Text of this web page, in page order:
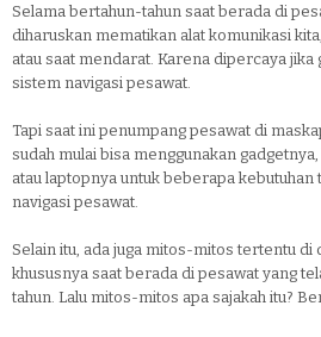
Selama bertahun-tahun saat berada di
diharuskan mematikan alat komunikasi
atau saat mendarat. Karena dipercaya jika
sistem navigasi pesawat.
Tapi saat ini penumpang pesawat di
sudah mulai bisa menggunakan
atau laptopnya untuk beberapa kebutuhan
navigasi pesawat.
Selain itu, ada juga mitos-mitos tertentu di
khususnya saat berada di pesawat yang
tahun. Lalu mitos-mitos apa sajakah itu?